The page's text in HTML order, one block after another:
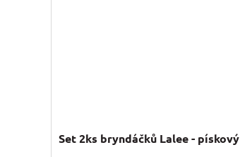
Set 2ks bryndáčků Lalee - pískový